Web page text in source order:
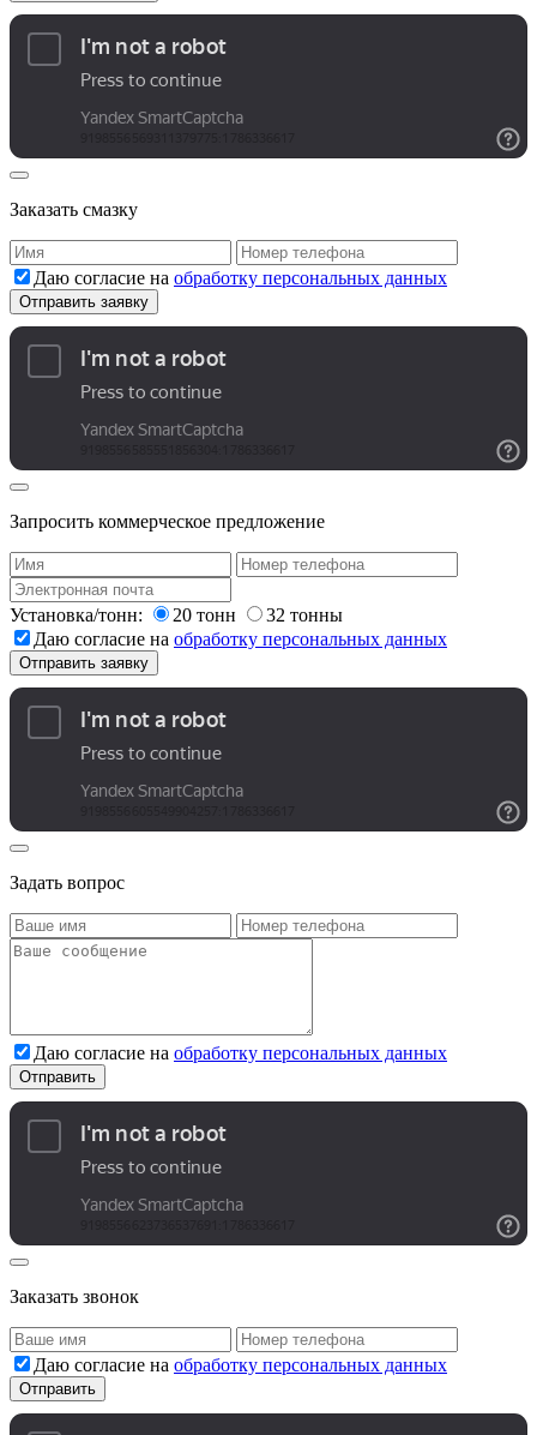
Заказать смазку
Даю согласие на обработку персональных данных
Запросить коммерческое предложение
Установка/тонн: 20 тонн
32 тонны
Даю согласие на обработку персональных данных
Задать вопрос
Даю согласие на обработку персональных данных
Заказать звонок
Даю согласие на обработку персональных данных